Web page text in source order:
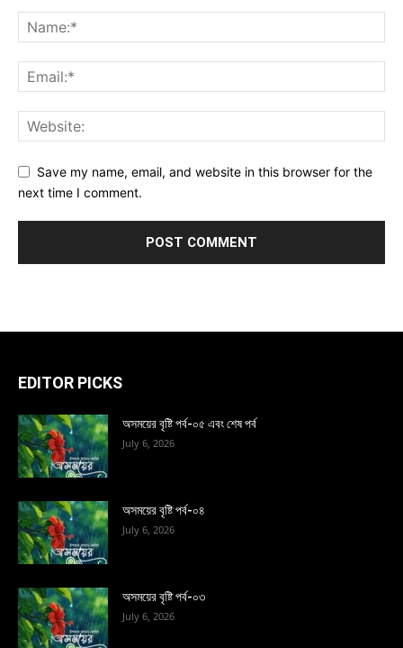
Save my name, email, and website in this browser for the
next time I comment.
EDITOR PICKS
অসময়ের বৃষ্টি পর্ব-০৫ এবং শেষ পর্ব
July 6, 2026
অসময়ের বৃষ্টি পর্ব-০৪
July 6, 2026
অসময়ের বৃষ্টি পর্ব-০৩
July 6, 2026